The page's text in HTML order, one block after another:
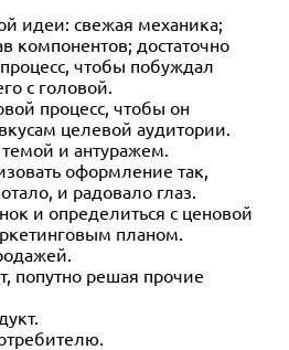
идеи: свежая механика;
компонентов; достаточно
чтобы побуждал
с головой.
процесс, чтобы он
целевой аудитории.
и антуражем.
оформление так,
и радовало глаз.
и определиться с ценовой
планом.
попутно решая прочие